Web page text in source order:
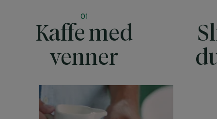
01
Kaffe med
venner